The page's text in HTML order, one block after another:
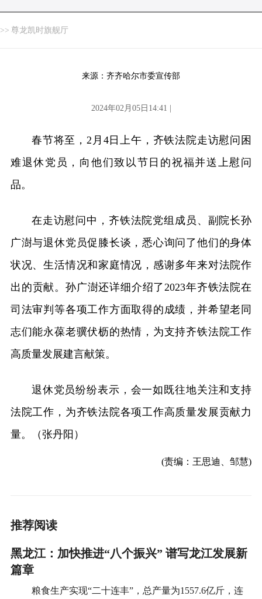
>> 尊龙凯时旗舰厅
来源：齐齐哈尔市委宣传部
2024年02月05日14:41 |
春节将至，2月4日上午，齐铁法院走访慰问困
难退休党员，向他们致以节日的祝福并送上慰问
品。
在走访慰问中，齐铁法院党组成员、副院长孙
广澍与退休党员促膝长谈，悉心询问了他们的身体
状况、生活情况和家庭情况，感谢多年来对法院作
出的贡献。孙广澍还详细介绍了2023年齐铁法院在
司法审判等各项工作方面取得的成绩，并希望老同
志们能永葆老骥伏枥的热情，为支持齐铁法院工作
高质量发展建言献策。
退休党员纷纷表示，会一如既往地关注和支持
法院工作，为齐铁法院各项工作高质量发展贡献力
量。（张丹阳）
(责编：王思迪、邹慧)
推荐阅读
黑龙江：加快推进“八个振兴” 谱写龙江发展新
篇章
粮食生产实现“二十连丰”，总产量为1557.6亿斤，连